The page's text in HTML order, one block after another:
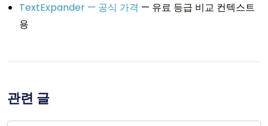
TextExpander — 공식 가격 — 유료 등급 비교 컨텍스트
용
관련 글